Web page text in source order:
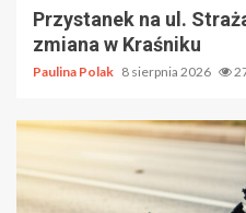
Przystanek na ul.
zmiana w Kraśniku
Paulina Polak 8 sierpnia 2026